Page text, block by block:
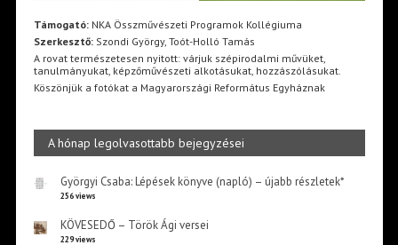
Támogató:NKA Összművészeti Programok Kollégiuma
Szerkesztő:Szondi György, Toót-Holló Tamás
A rovat természetesen nyitott: várjuk szépirodalmi művüket,
tanulmányukat, képzőművészeti alkotásukat, hozzászólásukat.
Köszönjük a fotókat a Magyarországi Református Egyháznak
A hónap legolvasottabb bejegyzései
Györgyi Csaba: Lépések könyve (napló) – újabb részletek*
256 views
KÖVESEDŐ – Török Ági versei
229 views